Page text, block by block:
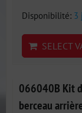
Disponibilité: 3
SELECT
066040B Kit
berceau